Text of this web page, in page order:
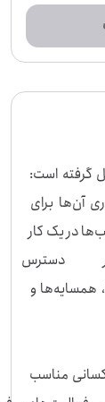
است: ساخت و
برنامه‌ها
بازیافتی ق
کسبه محله پخش م
بپیوندید.
گرفته است:
ساخت و توزیع قلک‌های نذر محرم و بعد جمع‌آوری آن‌ها برای
تأمین بخشی از هزینه‌های برنامه‌های محرم. داوطلب‌ها در یک کار
دسترس
می‌سازند، آن‌ها را آماده می‌کنند و بین خانواده‌ها، همسایه‌ها و
می‌شود و برای کسانی مناسب